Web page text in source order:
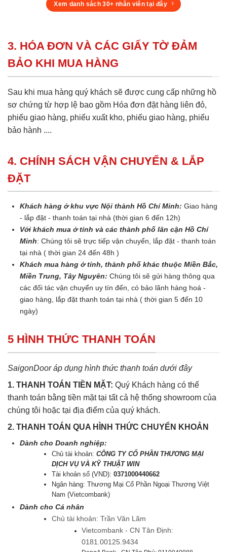
Xem danh sách 30+ nhân viên tại đây
3. HÓA ĐƠN VÀ CÁC GIẤY TỜ ĐẢM
BẢO KHI MUA HÀNG
Sau khi mua hàng quý khách sẽ được cung cấp những hồ
sơ chứng từ hợp lệ bao gồm Hóa đơn đặt hàng liên đỏ,
phiếu giao hàng, phiếu xuất kho, phiếu giao hàng, phiếu
bảo hành ....
4. CHÍNH SÁCH VẬN CHUYỂN & LẮP
ĐẶT
Khách hàng ở khu vực Nội thành Hồ Chí Minh: Giao hàng
- lắp đặt - thanh toán tại nhà (thời gian 6 đến 12h)
Với khách mua ở tỉnh và các thành phố lân cận Hồ Chí
Minh: Chúng tôi sẽ trực tiếp vận chuyển, lắp đặt - thanh toán
tại nhà ( thời gian 24 đến 48h )
Khách mua hàng ở tỉnh, thành phố khác thuộc Miền Bắc,
Miền Trung, Tây Nguyên: Chúng tôi sẽ gửi hàng thông qua
các đối tác vận chuyển uy tín đến, có bảo lãnh hàng hoá -
giao hàng, lắp đặt thanh toán tại nhà ( thời gian 5 đến 10
ngày)
5 HÌNH THỨC THANH TOÁN
SaigonDoor áp dụng hình thức thanh toán dưới đây
1. THANH TOÁN TIỀN MẶT: Quý Khách hàng có thể
thanh toán bằng tiền mặt tại tất cả hệ thống showroom của
chúng tôi hoặc tại địa điểm của quý khách.
2. THANH TOÁN QUA HÌNH THỨC CHUYỂN KHOẢN
Dành cho Doanh nghiệp:
Chủ tài khoản:CÔNG TY CỔ PHẦN THƯƠNG MẠI
DỊCH VỤ VÀ KỸ THUẬT WIN
Tài khoản số (VND):0371000440662
Ngân hàng: Thương Mại Cổ Phần Ngoại Thương Việt
Nam (Vietcombank)
Dành cho Cá nhân
Chủ tài khoản: Trần Văn Lãm
Vietcombank - CN Tân Định:
0181.00125.9434